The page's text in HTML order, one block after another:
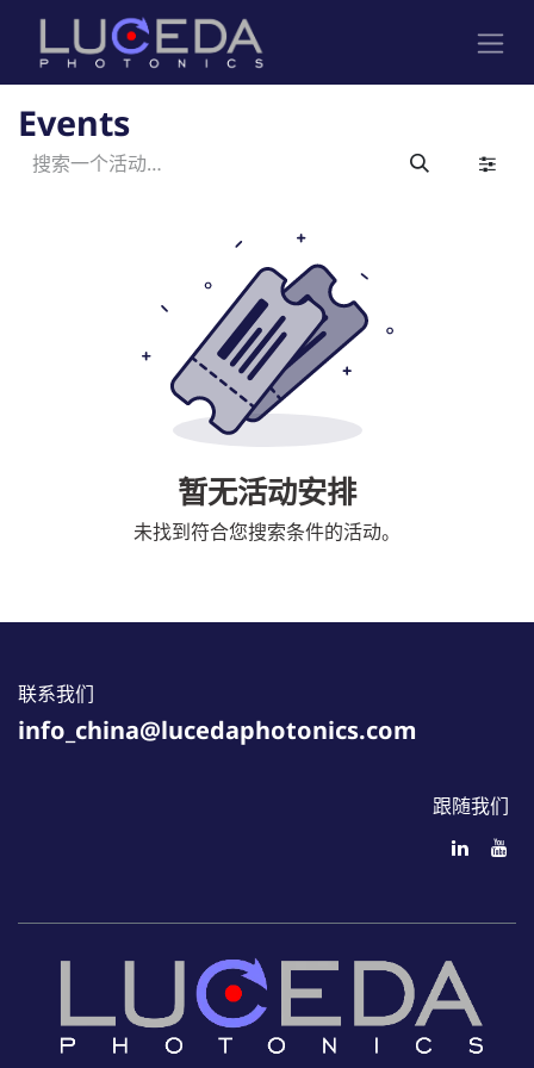
跳至内容
Events
暂无活动安排
未找到符合您搜索条件的活动。
联系我们
info_china@lucedaphotonics.com
跟随我们